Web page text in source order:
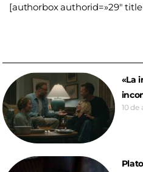
[authorbox authorid=»29″
«La
10 de